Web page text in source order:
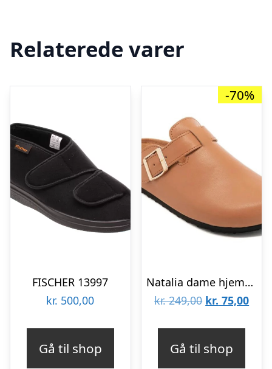
Relaterede varer
FISCHER 13997
kr. 500,00
Gå til shop
-70%
Natalia dame hjemmesko 2768 – Camel
kr.249,00 Den
var:
kr. 75,00Den
Gå til shop